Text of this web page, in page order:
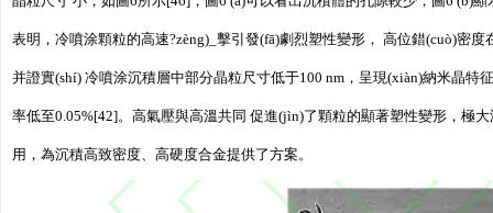
表明，冷噴涂顆粒的高速?zèng)_擊引發(fā)劇烈塑性變形， 高位錯(cuò)密
并證實(shí) 冷噴涂沉積層中部分晶粒尺寸低于100 nm，呈現(xiàn)納米晶
率低至0.05%[42]。高氣壓與高溫共同 促進(jìn)了顆粒的顯著塑性變形，極
用，為沉積高致密度、高硬度合金提供了方案。